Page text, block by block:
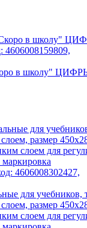
4606008159809,
в школу"
4606008302427,
для учебников,
размер
слоем для